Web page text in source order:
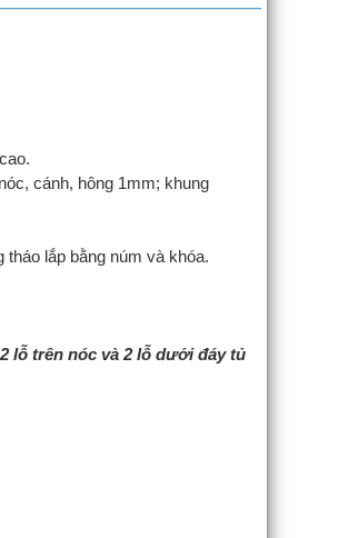
cánh, hông 1mm; khung
lắp bằng núm và khóa.
2 lỗ trên nóc và 2 lỗ dưới đáy tủ